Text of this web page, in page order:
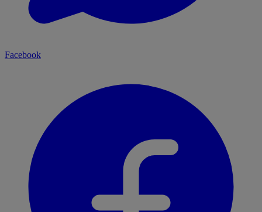
Facebook